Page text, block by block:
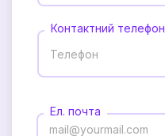
Контактний телефон
Ел. почта